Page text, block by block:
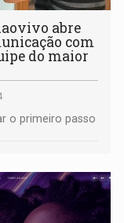
abre
com
do maior
o primeiro passo